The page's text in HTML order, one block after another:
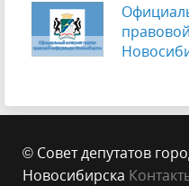
© Совет депутатов
Новосибирска